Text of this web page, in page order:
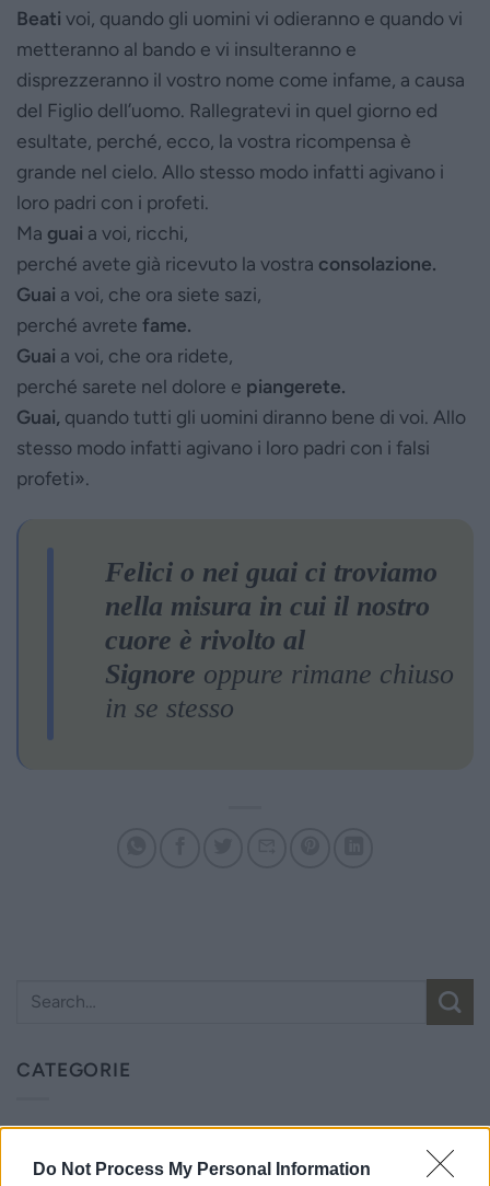
Do Not Process My Personal Information
CATEGORIE
Beati voi, quando gli uomini vi odieranno e quando vi
metteranno al bando e vi insulteranno e
disprezzeranno il vostro nome come infame, a causa
del Figlio dell’uomo. Rallegratevi in quel giorno ed
esultate, perché, ecco, la vostra ricompensa è
grande nel cielo. Allo stesso modo infatti agivano i
loro padri con i profeti.
Ma guai a voi, ricchi,
perché avete già ricevuto la vostra consolazione.
Guai a voi, che ora siete sazi,
perché avrete fame.
Guai a voi, che ora ridete,
perché sarete nel dolore e piangerete.
Guai, quando tutti gli uomini diranno bene di voi. Allo
stesso modo infatti agivano i loro padri con i falsi
profeti».
Felici o nei guai ci troviamo
nella misura in cui il nostro
cuore è rivolto al
Signore oppure rimane chiuso
in se stesso